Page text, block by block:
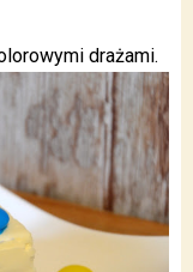
drażami.